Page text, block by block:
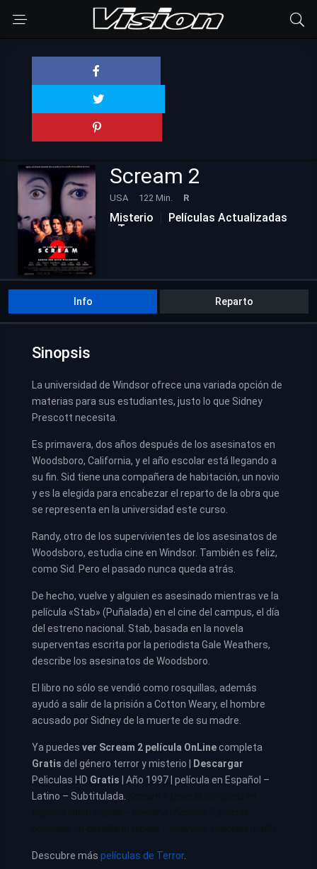
Scream 2
USA 122 Min. R
Misterio
Películas Actualizadas
Terror
Info Reparto
Sinopsis
La universidad de Windsor ofrece una variada opción de
materias para sus estudiantes, justo lo que Sidney
Prescott necesita.
Es primavera, dos años después de los asesinatos en
Woodsboro, California, y el año escolar está llegando a
su fin. Sid tiene una compañera de habitación, un novio
y es la elegida para encabezar el reparto de la obra que
se representa en la universidad este curso.
Randy, otro de los supervivientes de los asesinatos de
Woodsboro, estudia cine en Windsor. También es feliz,
como Sid. Pero el pasado nunca queda atrás.
De hecho, vuelve y alguien es asesinado mientras ve la
película «Stab» (Puñalada) en el cine del campus, el día
del estreno nacional. Stab, basada en la novela
superventas escrita por la periodista Gale Weathers,
describe los asesinatos de Woodsboro.
El libro no sólo se vendió como rosquillas, además
ayudó a salir de la prisión a Cotton Weary, el hombre
acusado por Sidney de la muerte de su madre.
Ya puedes ver Scream 2 película OnLinecompleta
Gratis del género terror y misterio |
Descargar
Peliculas HD Gratis | Año 1997 | película en Español –
Latino – Subtitulada.
Descubre más películas de Terror.